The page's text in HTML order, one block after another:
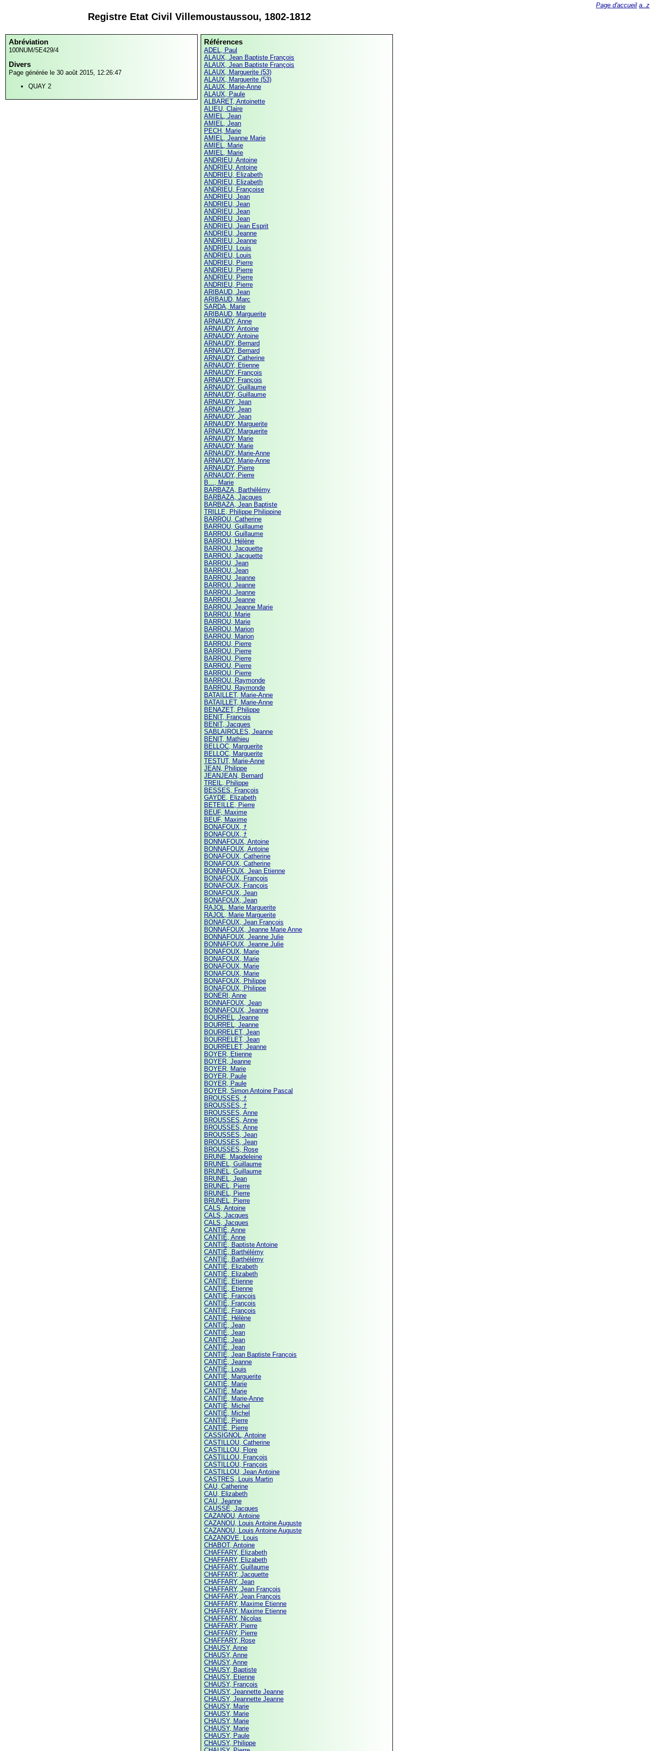
Registre Etat Civil Villemoustaussou, 1802-1812
Abréviation
100NUM/5E429/4
Divers
Page générée le 30 août 2015, 12:26:47
QUAY 2
Références
ADEL, Paul
ALAUX, Jean Baptiste François
ALAUX, Jean Baptiste François
ALAUX, Marguerite (53)
ALAUX, Marguerite (53)
ALAUX, Marie-Anne
ALAUX, Paule
ALBARET, Antoinette
ALIEU, Claire
AMIEL, Jean
AMIEL, Jean
PECH, Marie
AMIEL, Jeanne Marie
AMIEL, Marie
AMIEL, Marie
ANDRIEU, Antoine
ANDRIEU, Antoine
ANDRIEU, Elizabeth
ANDRIEU, Elizabeth
ANDRIEU, Françoise
ANDRIEU, Jean
ANDRIEU, Jean
ANDRIEU, Jean
ANDRIEU, Jean
ANDRIEU, Jean Esprit
ANDRIEU, Jeanne
ANDRIEU, Jeanne
ANDRIEU, Louis
ANDRIEU, Louis
ANDRIEU, Pierre
ANDRIEU, Pierre
ANDRIEU, Pierre
ANDRIEU, Pierre
ARIBAUD, Jean
ARIBAUD, Marc
SARDA, Marie
ARIBAUD, Marguerite
ARNAUDY, Anne
ARNAUDY, Antoine
ARNAUDY, Antoine
ARNAUDY, Bernard
ARNAUDY, Bernard
ARNAUDY, Catherine
ARNAUDY, Etienne
ARNAUDY, François
ARNAUDY, François
ARNAUDY, Guillaume
ARNAUDY, Guillaume
ARNAUDY, Jean
ARNAUDY, Jean
ARNAUDY, Jean
ARNAUDY, Marguerite
ARNAUDY, Marguerite
ARNAUDY, Marie
ARNAUDY, Marie
ARNAUDY, Marie-Anne
ARNAUDY, Marie-Anne
ARNAUDY, Pierre
ARNAUDY, Pierre
B..., Marie
BARBAZA, Barthélémy
BARBAZA, Jacques
BARBAZA, Jean Baptiste
TRILLE, Philippe Philippine
BARROU, Catherine
BARROU, Guillaume
BARROU, Guillaume
BARROU, Hélène
BARROU, Jacquette
BARROU, Jacquette
BARROU, Jean
BARROU, Jean
BARROU, Jeanne
BARROU, Jeanne
BARROU, Jeanne
BARROU, Jeanne
BARROU, Jeanne Marie
BARROU, Marie
BARROU, Marie
BARROU, Marion
BARROU, Marion
BARROU, Pierre
BARROU, Pierre
BARROU, Pierre
BARROU, Pierre
BARROU, Pierre
BARROU, Raymonde
BARROU, Raymonde
BATAILLET, Marie-Anne
BATAILLET, Marie-Anne
BENAZET, Philippe
BENIT, François
BENIT, Jacques
SABLAIROLES, Jeanne
BENIT, Mathieu
BELLOC, Marguerite
BELLOC, Marguerite
TESTUT, Marie-Anne
JEAN, Philippe
JEANJEAN, Bernard
TREIL, Philippe
BESSES, François
GAYDE, Elizabeth
BETEILLE, Pierre
BEUF, Maxime
BEUF, Maxime
BONAFOUX, ﾅ
BONAFOUX, ﾅ
BONNAFOUX, Antoine
BONNAFOUX, Antoine
BONAFOUX, Catherine
BONAFOUX, Catherine
BONNAFOUX, Jean Etienne
BONAFOUX, François
BONAFOUX, François
BONAFOUX, Jean
BONAFOUX, Jean
RAJOL, Marie Marguerite
RAJOL, Marie Marguerite
BONAFOUX, Jean François
BONNAFOUX, Jeanne Marie Anne
BONNAFOUX, Jeanne Julie
BONNAFOUX, Jeanne Julie
BONAFOUX, Marie
BONAFOUX, Marie
BONAFOUX, Marie
BONAFOUX, Marie
BONAFOUX, Philippe
BONAFOUX, Philippe
BONERI, Anne
BONNAFOUX, Jean
BONNAFOUX, Jeanne
BOURREL, Jeanne
BOURREL, Jeanne
BOURRELET, Jean
BOURRELET, Jean
BOURRELET, Jeanne
BOYER, Etienne
BOYER, Jeanne
BOYER, Marie
BOYER, Paule
BOYER, Paule
BOYER, Simon Antoine Pascal
BROUSSES, ﾅ
BROUSSES, ﾅ
BROUSSES, Anne
BROUSSES, Anne
BROUSSES, Anne
BROUSSES, Jean
BROUSSES, Jean
BROUSSES, Rose
BRUNE, Magdeleine
BRUNEL, Guillaume
BRUNEL, Guillaume
BRUNEL, Jean
BRUNEL, Pierre
BRUNEL, Pierre
BRUNEL, Pierre
CALS, Antoine
CALS, Jacques
CALS, Jacques
CANTIÉ, Anne
CANTIÉ, Anne
CANTIÉ, Baptiste Antoine
CANTIÉ, Barthélémy
CANTIÉ, Barthélémy
CANTIÉ, Elizabeth
CANTIÉ, Elizabeth
CANTIÉ, Etienne
CANTIÉ, Etienne
CANTIÉ, François
CANTIÉ, François
CANTIÉ, François
CANTIÉ, Hélène
CANTIÉ, Jean
CANTIÉ, Jean
CANTIÉ, Jean
CANTIÉ, Jean
CANTIÉ, Jean Baptiste François
CANTIÉ, Jeanne
CANTIÉ, Louis
CANTIÉ, Marguerite
CANTIÉ, Marie
CANTIÉ, Marie
CANTIÉ, Marie-Anne
CANTIÉ, Michel
CANTIÉ, Michel
CANTIÉ, Pierre
CANTIÉ, Pierre
CASSIGNOL, Antoine
CASTILLOU, Catherine
CASTILLOU, Flore
CASTILLOU, François
CASTILLOU, François
CASTILLOU, Jean Antoine
CASTRES, Louis Martin
CAU, Catherine
CAU, Elizabeth
CAU, Jeanne
CAUSSÉ, Jacques
CAZANOU, Antoine
CAZANOU, Louis Antoine Auguste
CAZANOU, Louis Antoine Auguste
CAZANOVE, Louis
CHABOT, Antoine
CHAFFARY, Elizabeth
CHAFFARY, Elizabeth
CHAFFARY, Guillaume
CHAFFARY, Jacquette
CHAFFARY, Jean
CHAFFARY, Jean François
CHAFFARY, Jean François
CHAFFARY, Maxime Etienne
CHAFFARY, Maxime Etienne
CHAFFARY, Nicolas
CHAFFARY, Pierre
CHAFFARY, Pierre
CHAFFARY, Rose
CHAUSY, Anne
CHAUSY, Anne
CHAUSY, Anne
CHAUSY, Baptiste
CHAUSY, Etienne
CHAUSY, François
CHAUSY, Jeannette Jeanne
CHAUSY, Jeannette Jeanne
CHAUSY, Marie
CHAUSY, Marie
CHAUSY, Marie
CHAUSY, Marie
CHAUSY, Paule
CHAUSY, Philippe
Page d'accueil a..z